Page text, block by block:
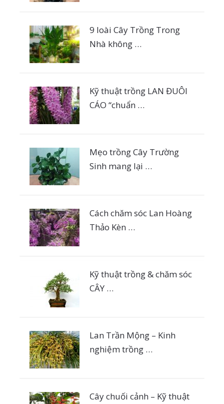
9 loài Cây Trồng Trong
Nhà không …
Kỹ thuật trồng LAN ĐUÔI
CÁO “chuẩn …
Mẹo trồng Cây Trường
Sinh mang lại …
Cách chăm sóc Lan Hoàng
Thảo Kèn …
Kỹ thuật trồng & chăm sóc
CÂY …
Lan Trần Mộng – Kinh
nghiệm trồng …
Cây chuối cảnh – Kỹ thuật